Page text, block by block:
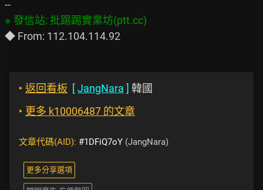
‣ 返回看板 [JangNara ] 韓國
‣ 更多 k10006487 的文章
文章代碼(AID): #1DFiQ7oY (JangNara)
更多分享選項